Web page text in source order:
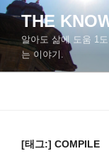
콘
츠
바
THE
알아도 삶에 도움 1
는 이야기.
[태그:] COMPILE